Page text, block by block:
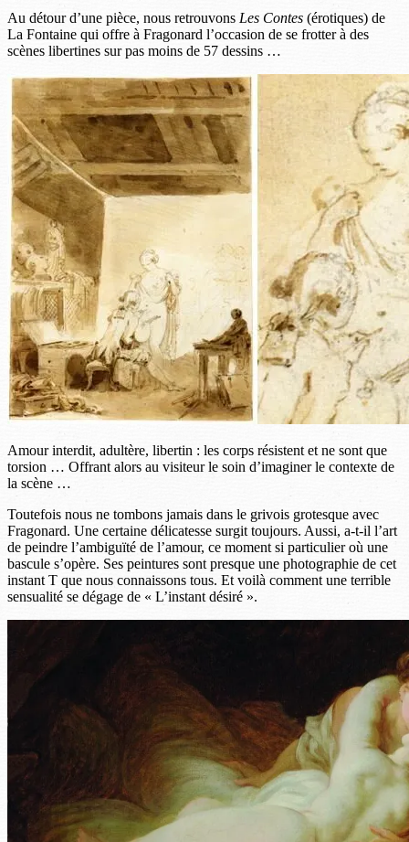
Au détour d’une pièce, nous retrouvons Les Contes (érotiques) de
La Fontaine qui offre à Fragonard l’occasion de se frotter à des
scènes libertines sur pas moins de 57 dessins …
Amour interdit, adultère, libertin : les corps résistent et ne sont que
torsion … Offrant alors au visiteur le soin d’imaginer le contexte de
la scène …
Toutefois nous ne tombons jamais dans le grivois grotesque avec
Fragonard. Une certaine délicatesse surgit toujours. Aussi, a-t-il l’art
de peindre l’ambiguïté de l’amour, ce moment si particulier où une
bascule s’opère. Ses peintures sont presque une photographie de cet
instant T que nous connaissons tous. Et voilà comment une terrible
sensualité se dégage de « L’instant désiré ».